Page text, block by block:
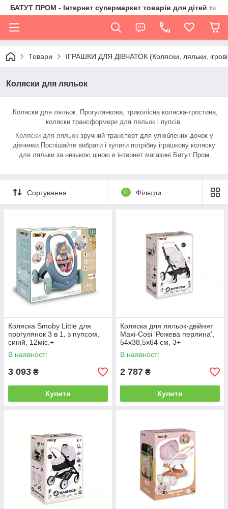
БАТУТ ПРОМ - Інтернет супермаркет товарів для дітей та їх
Товари ІГРАШКИ ДЛЯ ДІВЧАТОК (Коляски, ляльки,
Коляски для ляльок
.Коляски для ляльок. Прогулянкова, триколісна коляска-тростина,
коляски трансформери для ляльок і пупсів.
Коляски для ляльок-зручний транспорт для улюблених дочок у
дівчинки. Поспішайте вибрати і купити потрібну іграшкову коляску
для ляльки за низькою ціною в інтернет магазині Батут Пром
Сортування 0 Фільтри
Коляска Smoby Little для
прогулянок 3 в 1, з пупсом,
синій, 12міс.+
В наявності
3 093 ₴
Купити
Коляска для ляльок-двійнят
Maxi-Cosi 'Рожева перлина',
54х38,5х64 см, 3+
В наявності
2 787 ₴
Купити